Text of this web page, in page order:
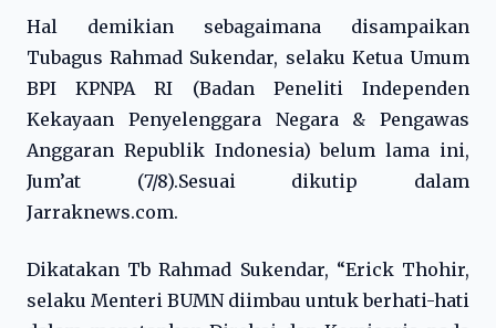
Hal demikian sebagaimana disampaikan
Tubagus Rahmad Sukendar, selaku Ketua Umum
BPI KPNPA RI (Badan Peneliti Independen
Kekayaan Penyelenggara Negara & Pengawas
Anggaran Republik Indonesia) belum lama ini,
Jum’at (7/8).Sesuai dikutip dalam
Jarraknews.com.
Dikatakan Tb Rahmad Sukendar, “Erick Thohir,
selaku Menteri BUMN diimbau untuk berhati-hati